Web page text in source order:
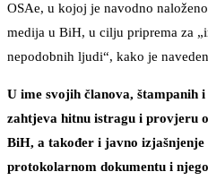
OSAe, u kojoj je navodno
medija u BiH, u cilju priprema za
nepodobnih ljudi“, kako je
U ime svojih članova, štampanih
zahtjeva hitnu istragu i provjeru
BiH, a također i javno izjašnjenje
protokolarnom dokumentu i